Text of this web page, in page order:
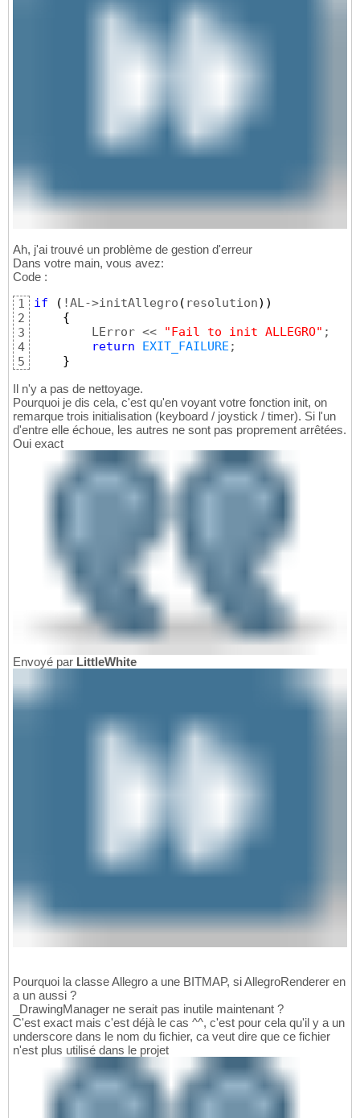
Ah, j'ai trouvé un problème de gestion d'erreur
Dans votre main, vous avez:
Code :
1
2
3
4
5
if ( !AL->initAllegro ( resolution) )
{
        LError <<
"Fail to init ALLEGRO" ;
return
EXIT_FAILURE ;
}
Il n'y a pas de nettoyage.
Pourquoi je dis cela, c'est qu'en voyant votre fonction init, on
remarque trois initialisation (keyboard / joystick / timer). Si l'un
d'entre elle échoue, les autres ne sont pas proprement arrêtées.
Oui exact
Envoyé par LittleWhite
Pourquoi la classe Allegro a une BITMAP, si AllegroRenderer en
a un aussi ?
_DrawingManager ne serait pas inutile maintenant ?
C'est exact mais c'est déjà le cas ^^, c'est pour cela qu'il y a un
underscore dans le nom du fichier, ca veut dire que ce fichier
n'est plus utilisé dans le projet